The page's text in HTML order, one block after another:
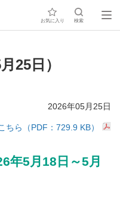
お気に入り 検索
25日）
2026年05月25日
ちら（PDF：729.9 KB）
年5月18日～5月